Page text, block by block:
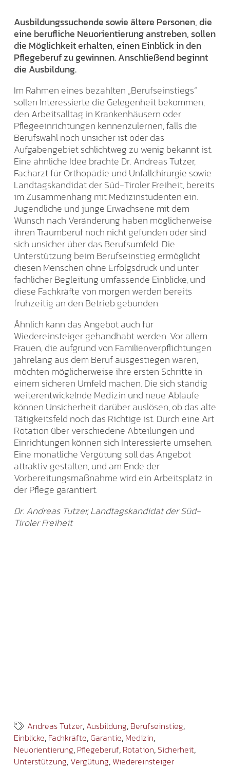
Ausbildungssuchende sowie ältere Personen, die
eine berufliche Neuorientierung anstreben, sollen
die Möglichkeit erhalten, einen Einblick in den
Pflegeberuf zu gewinnen. Anschließend beginnt
die Ausbildung.
Im Rahmen eines bezahlten „Berufseinstiegs“
sollen Interessierte die Gelegenheit bekommen,
den Arbeitsalltag in Krankenhäusern oder
Pflegeeinrichtungen kennenzulernen, falls die
Berufswahl noch unsicher ist oder das
Aufgabengebiet schlichtweg zu wenig bekannt ist.
Eine ähnliche Idee brachte Dr. Andreas Tutzer,
Facharzt für Orthopädie und Unfallchirurgie sowie
Landtagskandidat der Süd-Tiroler Freiheit, bereits
im Zusammenhang mit Medizinstudenten ein.
Jugendliche und junge Erwachsene mit dem
Wunsch nach Veränderung haben möglicherweise
ihren Traumberuf noch nicht gefunden oder sind
sich unsicher über das Berufsumfeld. Die
Unterstützung beim Berufseinstieg ermöglicht
diesen Menschen ohne Erfolgsdruck und unter
fachlicher Begleitung umfassende Einblicke, und
diese Fachkräfte von morgen werden bereits
frühzeitig an den Betrieb gebunden.
Ähnlich kann das Angebot auch für
Wiedereinsteiger gehandhabt werden. Vor allem
Frauen, die aufgrund von Familienverpflichtungen
jahrelang aus dem Beruf ausgestiegen waren,
möchten möglicherweise ihre ersten Schritte in
einem sicheren Umfeld machen. Die sich ständig
weiterentwickelnde Medizin und neue Abläufe
können Unsicherheit darüber auslösen, ob das alte
Tätigkeitsfeld noch das Richtige ist. Durch eine Art
Rotation über verschiedene Abteilungen und
Einrichtungen können sich Interessierte umsehen.
Eine monatliche Vergütung soll das Angebot
attraktiv gestalten, und am Ende der
Vorbereitungsmaßnahme wird ein Arbeitsplatz in
der Pflege garantiert.
Dr. Andreas Tutzer, Landtagskandidat der Süd-
Tiroler Freiheit
Andreas Tutzer, Ausbildung, Berufseinstieg,
Einblicke, Fachkräfte,Garantie, Medizin,
Neuorientierung, Pflegeberuf, Rotation, Sicherheit,
Unterstützung, Vergütung, Wiedereinsteiger